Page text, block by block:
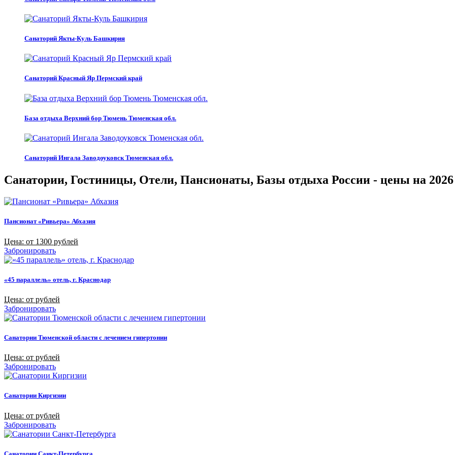
Санаторий Якты-Куль Башкирия
Санаторий Красный Яр Пермский край
База отдыха Верхний бор Тюмень Тюменская обл.
Санаторий Ингала Заводоуковск Тюменская обл.
Санатории, Гостиницы, Отели, Пансионаты, Базы отдыха России - цены на 2026
Пансионат «Ривьера» Абхазия
Цена: от 1300 рублей
Забронировать
«45 параллель» отель, г. Краснодар
Цена: от рублей
Забронировать
Санатории Тюменской области с лечением гипертонии
Цена: от рублей
Забронировать
Санатории Киргизии
Цена: от рублей
Забронировать